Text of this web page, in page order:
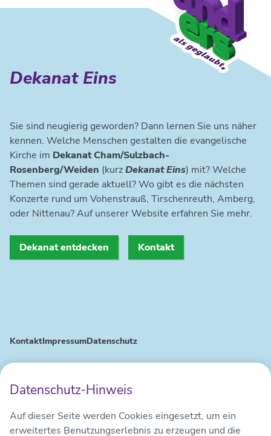
Datenschutz-Hinweis
Auf dieser Seite werden Cookies eingesetzt, um ein
erweitertes Benutzungserlebnis zu erzeugen und die
Dekanat Eins
Sie sind neugierig geworden? Dann lernen Sie uns näher
kennen. Welche Menschen gestalten die evangelische
Kirche im Dekanat Cham/Sulzbach-
Rosenberg/Weiden (kurzDekanat Eins) mit? Welche
Themen sind gerade aktuell? Wo gibt es die nächsten
Konzerte rund um Vohenstrauß, Tirschenreuth, Amberg,
oder Nittenau? Auf unserer Website erfahren Sie mehr.
Dekanat entdecken Kontakt
KontaktImpressumDatenschutz